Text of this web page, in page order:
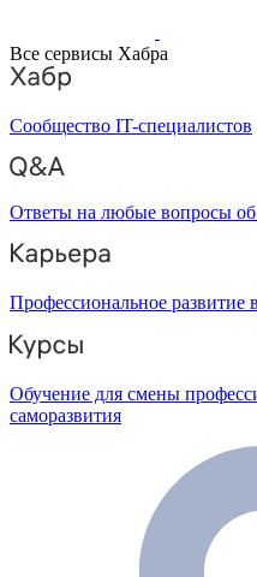
Все сервисы Хабра
Сообщество IT-специалистов
Ответы на любые вопросы
Профессиональное развитие
Обучение для смены
саморазвития